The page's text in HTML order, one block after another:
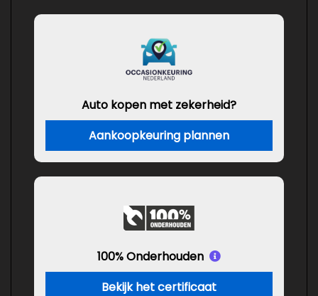
Auto kopen met zekerheid?
Aankoopkeuring plannen
100% Onderhouden
Bekijk het certificaat